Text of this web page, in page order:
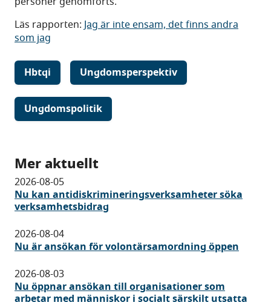
Läs rapporten: Jag är inte ensam, det finns andra
som jag
Hbtqi Ungdomsperspektiv
Ungdomspolitik
Mer aktuellt
2026-08-05
Nu kan antidiskrimineringsverksamheter söka
verksamhetsbidrag
2026-08-04
Nu är ansökan för volontärsamordning öppen
2026-08-03
Nu öppnar ansökan till organisationer som
arbetar med människor i socialt särskilt utsatta